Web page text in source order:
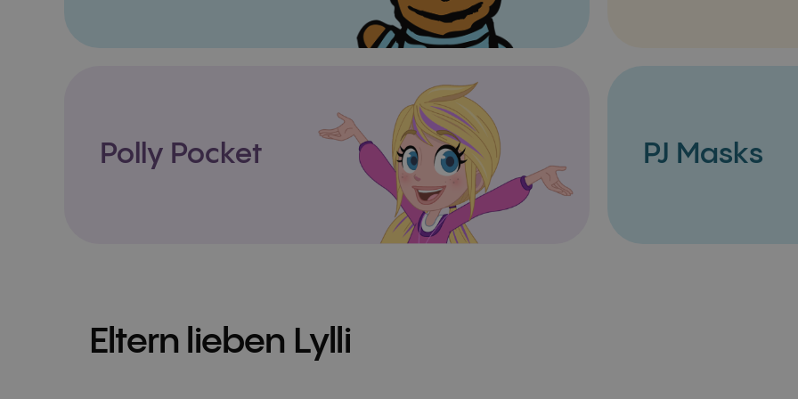
Polly Pocket PJ Masks
Eltern lieben Lylli